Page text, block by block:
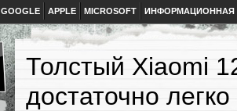
GOOGLE APPLE MICROSOFT ИНФОРМАЦИОННАЯ
Толстый Xiaomi
достаточно